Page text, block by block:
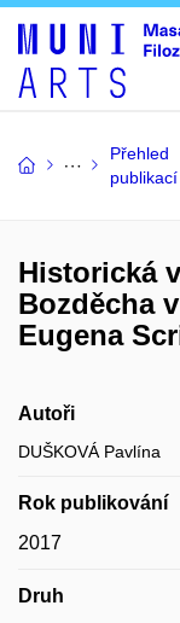
Přehled
publikací
Historická
Bozděcha
Eugena
Autoři
DUŠKOVÁ Pavlína
Rok publikování
2017
Druh